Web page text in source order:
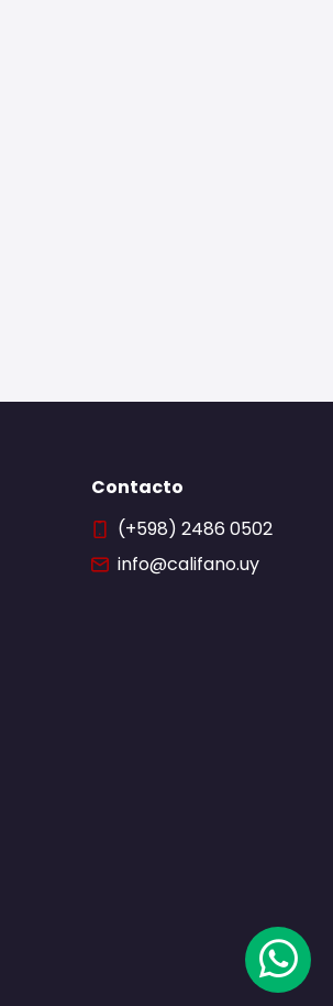
Contacto
(+598) 2486 0502
info@califano.uy